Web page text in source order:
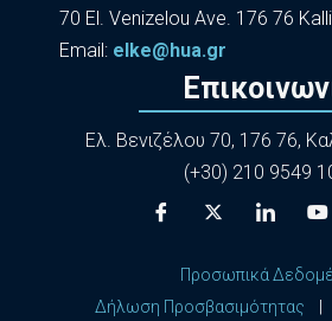
70 El. Venizelou Ave. 176 76
Εmail: elke@hua.gr
Ελ. Βενιζέλου 70, 176 76,
(+30) 210 9549
Προσωπικά
Δήλωση Προσβασιμότητας